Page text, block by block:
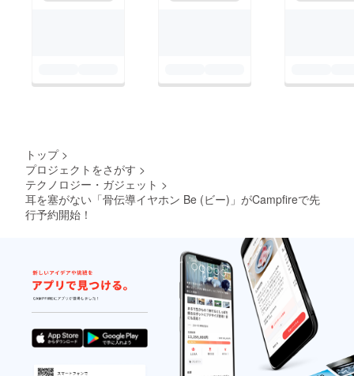
トップ >
プロジェクトをさがす >
テクノロジー・ガジェット >
耳を塞がない「骨伝導イヤホン Be (ビー)」がCampfireで先
行予約開始！